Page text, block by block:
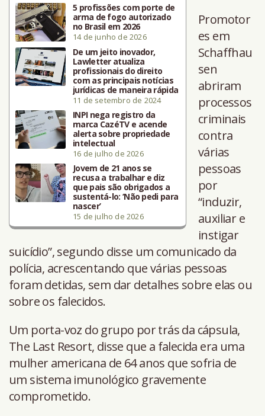
5 profissões com porte de
arma de fogo autorizado
no Brasil em 2026
14 de junho de 2026
De um jeito inovador,
Lawletter atualiza
profissionais do direito
com as principais notícias
jurídicas de maneira rápida
11 de setembro de 2024
INPI nega registro da
marca CazéTV e acende
alerta sobre propriedade
intelectual
16 de julho de 2026
Jovem de 21 anos se
recusa a trabalhar e diz
que pais são obrigados a
sustentá-lo: ‘Não pedi para
nascer’
15 de julho de 2026
Promotor
es em
Schaffhau
sen
abriram
processos
criminais
contra
várias
pessoas
por
“induzir,
auxiliar e
instigar
suicídio”, segundo disse um comunicado da
polícia, acrescentando que várias pessoas
foram detidas, sem dar detalhes sobre elas ou
sobre os falecidos.
Um porta-voz do grupo por trás da cápsula,
The Last Resort, disse que a falecida era uma
mulher americana de 64 anos que sofria de
um sistema imunológico gravemente
comprometido.